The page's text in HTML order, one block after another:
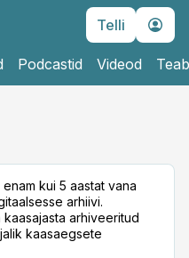
Telli
Podcastid Videod
kui 5 aastat vana
arhiivi.
arhiveeritud
kaasaegsete